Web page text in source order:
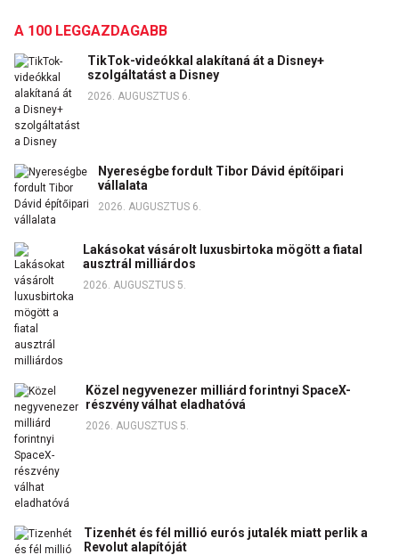
A 100 LEGGAZDAGABB
TikTok-videókkal alakítaná át a Disney+
szolgáltatást a Disney
2026. AUGUSZTUS 6.
Nyereségbe fordult Tibor Dávid építőipari
vállalata
2026. AUGUSZTUS 6.
Lakásokat vásárolt luxusbirtoka mögött a fiatal
ausztrál milliárdos
2026. AUGUSZTUS 5.
Közel negyvenezer milliárd forintnyi SpaceX-
részvény válhat eladhatóvá
2026. AUGUSZTUS 5.
Tizenhét és fél millió eurós jutalék miatt perlik a
Revolut alapítóját